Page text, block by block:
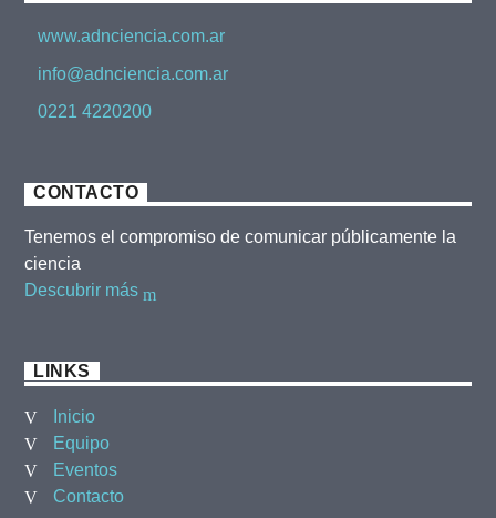
www.adnciencia.com.ar
info@adnciencia.com.ar
0221 4220200
CONTACTO
Tenemos el compromiso de comunicar públicamente la
ciencia
Descubrir más
LINKS
Inicio
Equipo
Eventos
Contacto